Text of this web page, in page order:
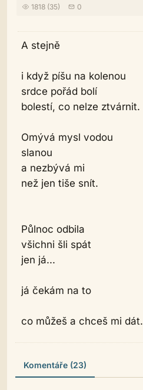
1818 (35)
0
A stejně
i když píšu na kolenou
srdce pořád bolí
bolestí, co nelze ztvárnit.
Omývá mysl vodou
slanou
a nezbývá mi
než jen tiše snít.
Půlnoc odbila
všichni šli spát
jen já...
já čekám na to
co můžeš a chceš mi dát.
Komentáře (23)